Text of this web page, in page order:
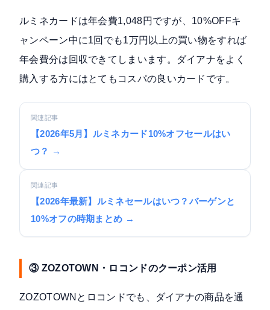
ルミネカードは年会費1,048円ですが、10%OFFキ
ャンペーン中に1回でも1万円以上の買い物をすれば
年会費分は回収できてしまいます。ダイアナをよく
購入する方にはとてもコスパの良いカードです。
関連記事
【2026年5月】ルミネカード10%オフセールはい
つ？ →
関連記事
【2026年最新】ルミネセールはいつ？バーゲンと
10%オフの時期まとめ →
③ ZOZOTOWN・ロコンドのクーポン活用
ZOZOTOWNとロコンドでも、ダイアナの商品を通